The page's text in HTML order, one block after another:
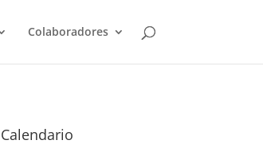
Colaboradores
Calendario